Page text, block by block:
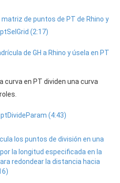
de puntos de PT de Rhino y
(2:17)
de GH a Rhino y úsela en PT
curva en PT dividen una curva
(4:43)
los puntos de división en una
la longitud especificada en la
redondear la distancia hacia